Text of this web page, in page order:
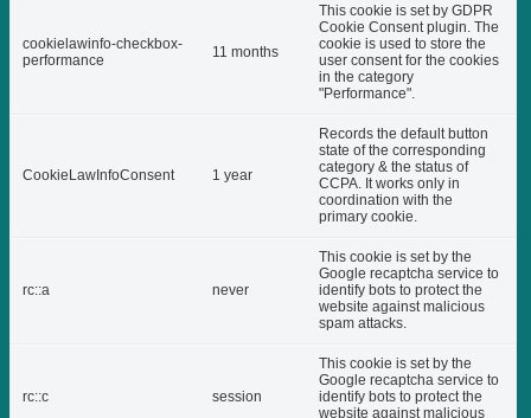
cookielawinfo-checkbox-
performance
11 months
This cookie is set by GDPR
Cookie Consent plugin. The
cookie is used to store the
user consent for the cookies
in the category
"Performance".
CookieLawInfoConsent 1 year
Records the default button
state of the corresponding
category & the status of
CCPA. It works only in
coordination with the
primary cookie.
rc::a never
This cookie is set by the
Google recaptcha service to
identify bots to protect the
website against malicious
spam attacks.
rc::c session
This cookie is set by the
Google recaptcha service to
identify bots to protect the
website against malicious